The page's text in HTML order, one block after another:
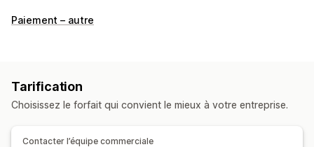
Options de livraison
Planification de l’itinéraire
Validation de l’adresse
Étiquettes d’expédition
Paiement – autre
Tarification
Choisissez le forfait qui convient le mieux à votre entreprise.
Contacter l’équipe commerciale